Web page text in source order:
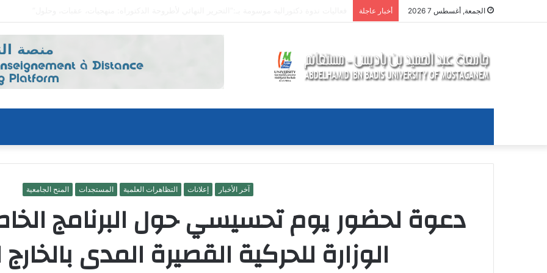
الجمعة, أغسطس 7 2026 أخبار عاجلة
آخر الأخبار إعلانات التظاهرات العلمية المستجدات المنح الجامعية
دعوة لحضور يوم تحسيسي حول البرنامج
الوزارة للحركية القصيرة المدى بالخارج